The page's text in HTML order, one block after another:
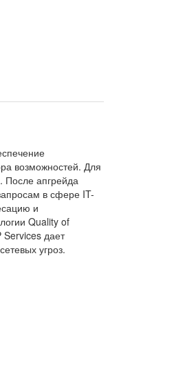
возможностей. Для
После апгрейда
в сфере IT-
и
Quality of
Services дает
угроз.